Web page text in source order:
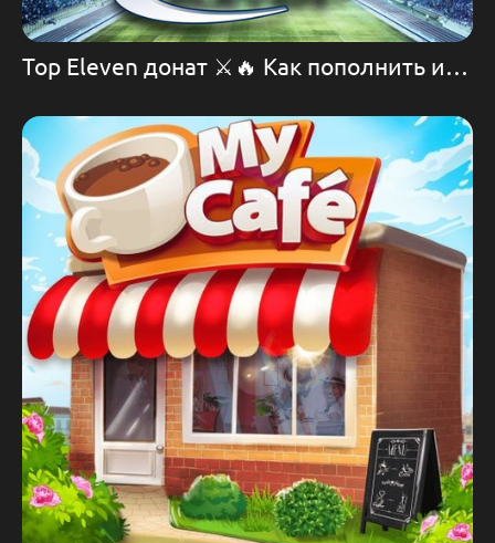
Top Eleven донат ⚔️🔥 Как пополнить игру Top Eleven 💪 Игра Top Eleven